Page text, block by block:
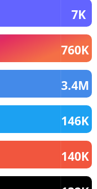
7K
760K
3.4M
146K
140K